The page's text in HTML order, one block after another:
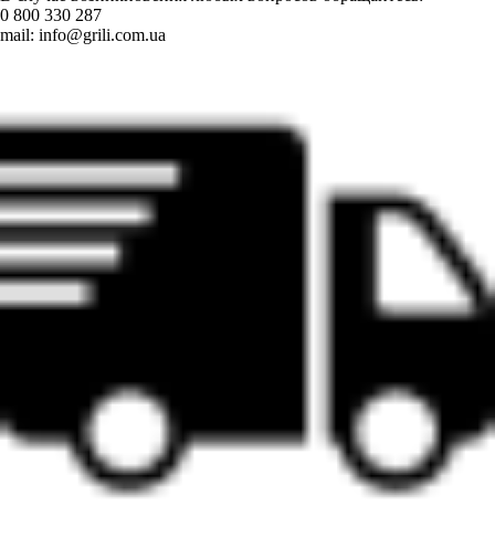
0 800 330 287
mail: info@grili.com.ua